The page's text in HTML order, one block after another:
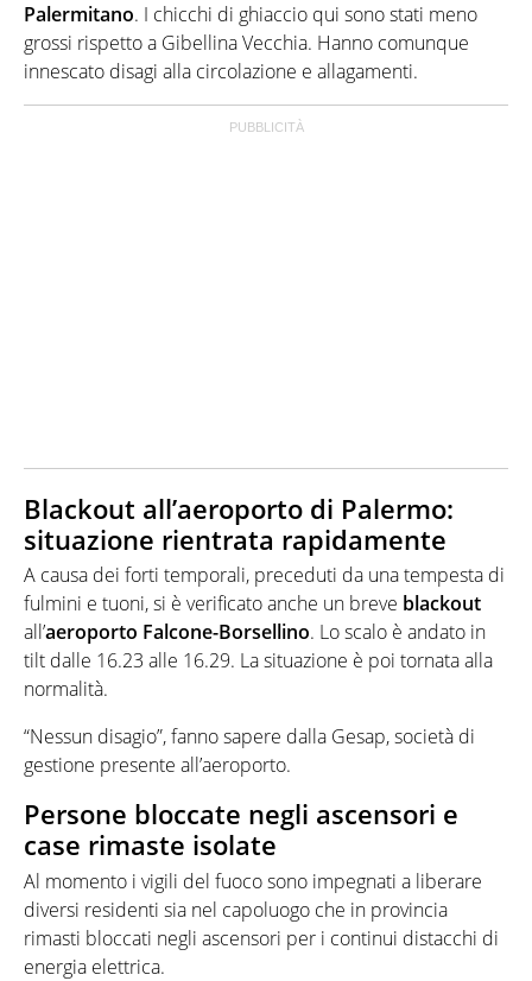
Palermitano. I chicchi di ghiaccio qui sono stati meno
grossi rispetto a Gibellina Vecchia. Hanno comunque
innescato disagi alla circolazione e allagamenti.
Blackout all’aeroporto di Palermo:
situazione rientrata rapidamente
A causa dei forti temporali, preceduti da una tempesta di
fulmini e tuoni, si è verificato anche un breve blackout
all’aeroporto Falcone-Borsellino. Lo scalo è andato in
tilt dalle 16.23 alle 16.29. La situazione è poi tornata alla
normalità.
“Nessun disagio”, fanno sapere dalla Gesap, società di
gestione presente all’aeroporto.
Persone bloccate negli ascensori e
case rimaste isolate
Al momento i vigili del fuoco sono impegnati a liberare
diversi residenti sia nel capoluogo che in provincia
rimasti bloccati negli ascensori per i continui distacchi di
energia elettrica.